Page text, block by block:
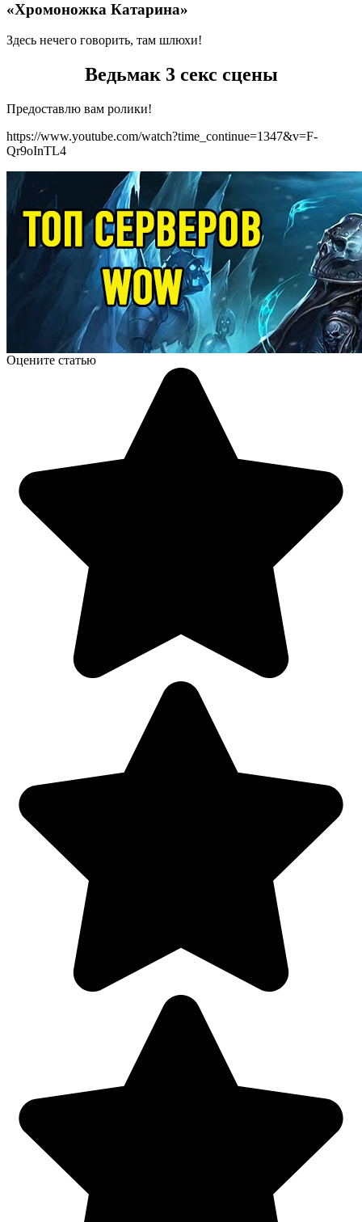
«Хромоножка Катарина»
Здесь нечего говорить, там шлюхи!
Ведьмак 3 секс сцены
Предоставлю вам ролики!
https://www.youtube.com/watch?time_continue=1347&v=F-
Qr9oInTL4
Оцените статью